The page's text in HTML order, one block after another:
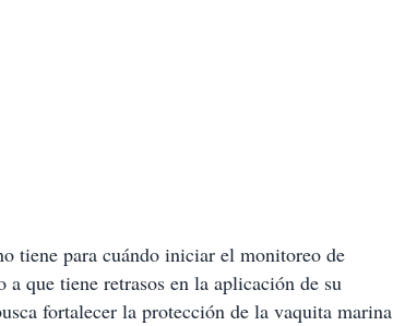
tiene para cuándo iniciar el monitoreo de
que tiene retrasos en la aplicación de su
fortalecer la protección de la vaquita marina